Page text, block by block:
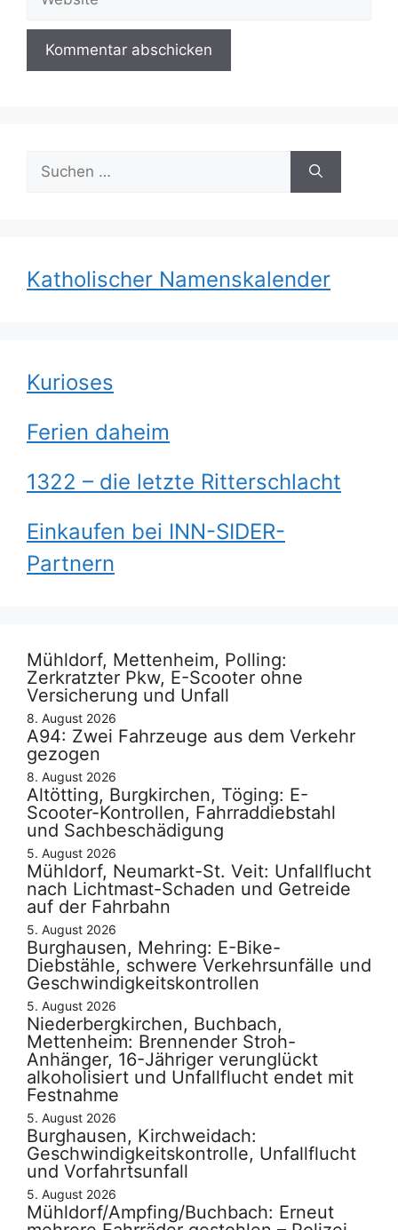
nach:
Katholischer Namenskalender
Kurioses
Ferien daheim
1322 – die letzte Ritterschlacht
Einkaufen bei INN-SIDER-
Partnern
Mühldorf, Mettenheim, Polling:
Zerkratzter Pkw, E-Scooter ohne
Versicherung und Unfall
8. August 2026
A94: Zwei Fahrzeuge aus dem Verkehr
gezogen
8. August 2026
Altötting, Burgkirchen, Töging: E-
Scooter-Kontrollen, Fahrraddiebstahl
und Sachbeschädigung
5. August 2026
Mühldorf, Neumarkt-St. Veit: Unfallflucht
nach Lichtmast-Schaden und Getreide
auf der Fahrbahn
5. August 2026
Burghausen, Mehring: E-Bike-
Diebstähle, schwere Verkehrsunfälle und
Geschwindigkeitskontrollen
5. August 2026
Niederbergkirchen, Buchbach,
Mettenheim: Brennender Stroh-
Anhänger, 16-Jähriger verunglückt
alkoholisiert und Unfallflucht endet mit
Festnahme
5. August 2026
Burghausen, Kirchweidach:
Geschwindigkeitskontrolle, Unfallflucht
und Vorfahrtsunfall
5. August 2026
Mühldorf/Ampfing/Buchbach: Erneut